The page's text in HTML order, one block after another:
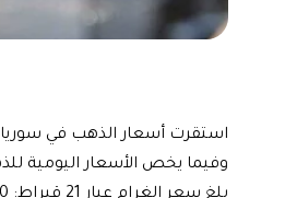
استقرت أسعار الذهب في سوريا مع بدء التعاملات اليومية
وفيما يخص الأسعار اليومية للذهب من